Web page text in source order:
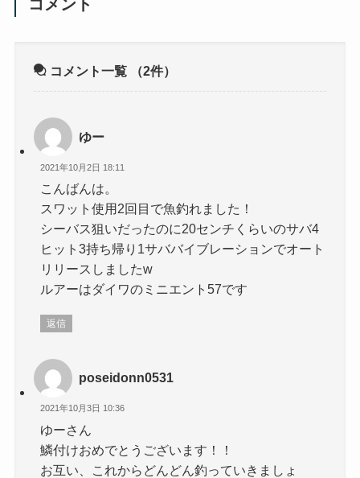
コメント
コメント一覧 （2件）
ゆー
2021年10月2日 18:11
こんばんは。
スワット使用2回目で魚釣れました！
シーバス狙いだったのに20センチくらいのサバ4
ヒット3持ち帰り1サババイブレーションでオート
リリースしましたw
ルアーはダイワのミニエント57です
返信
poseidonn0531
2021年10月3日 10:36
ゆーさん
鱗付けおめでとうございます！！
お互い、これからどんどん釣っていきましょ